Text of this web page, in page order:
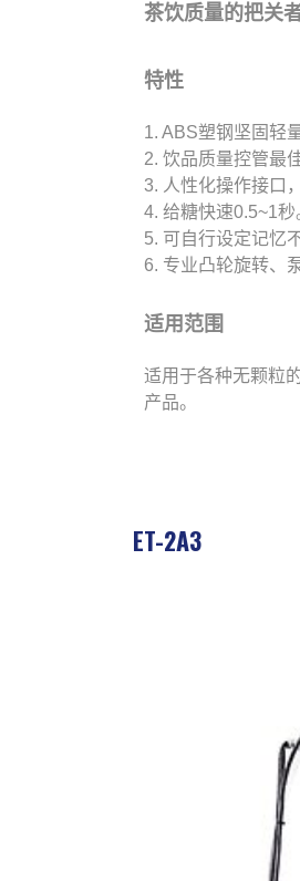
茶饮质量的把关
特性
1. ABS塑钢坚固轻
2. 饮品质量控管最
3. 人性化操作接口
4. 给糖快速0.5~1秒
5. 可自行设定记忆
6. 专业凸轮旋转、
适用范围
适用于各种无颗粒
产品。
ET-2A3